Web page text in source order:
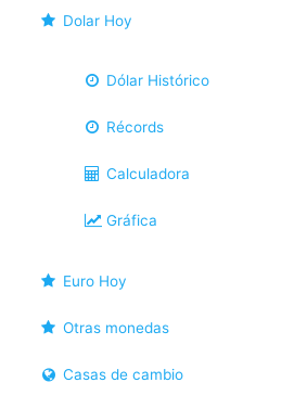
Dolar Hoy
Dólar Histórico
Récords
Calculadora
Gráfica
Euro Hoy
Otras monedas
Casas de cambio